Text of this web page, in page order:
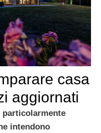
casa
aggiornati
particolarmente
intendono